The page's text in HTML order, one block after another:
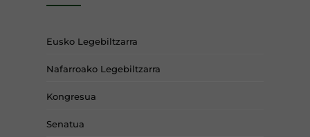
Eusko Legebiltzarra
Nafarroako Legebiltzarra
Kongresua
Senatua